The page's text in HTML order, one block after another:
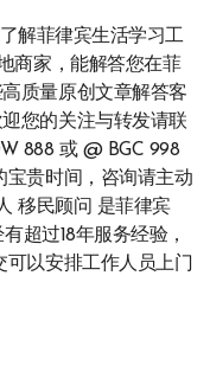
解菲律宾生活学习工
商家，能解答您在菲
质量原创文章解答客
您的关注与转发请联
888 或 @ BGC 998
宝贵时间，咨询请主动
移民顾问 是菲律宾
超过18年服务经验，
以安排工作人员上门